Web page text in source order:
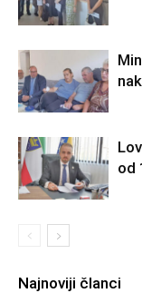
od
Najnoviji članci